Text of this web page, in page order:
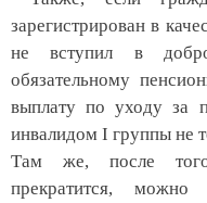
зарегистрирован в
не вступил в
обязательному
выплату по уходу за
инвалидом I группы не
Там же, после того
прекратится,